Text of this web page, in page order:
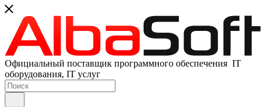
Официальный поставщик программного обеспечения IT
оборудования, IT услуг